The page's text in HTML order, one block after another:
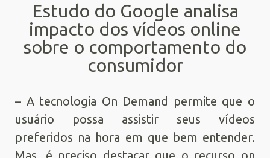
Estudo do Google analisa
impacto dos vídeos online
sobre o comportamento do
consumidor
– A tecnologia On Demand permite que o
usuário possa assistir seus vídeos
preferidos na hora em que bem entender.